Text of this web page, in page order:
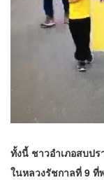
ทั้งนี้ ชาวอำเภอสบป
ในหลวงรัชกาลที่ 9 ที่